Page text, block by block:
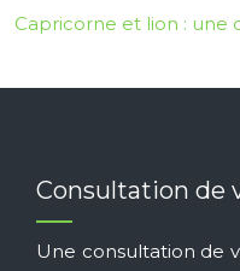
Capricorne et lion :
Consultation de
Une consultation de